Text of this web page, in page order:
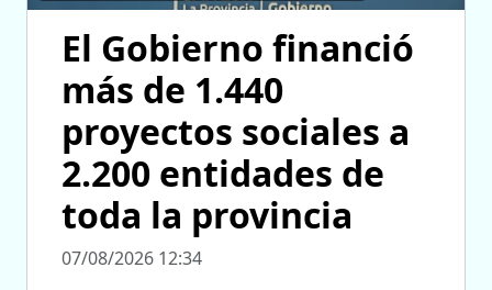
El Gobierno financió
más de 1.440
proyectos sociales a
2.200 entidades de
toda la provincia
07/08/2026 12:34